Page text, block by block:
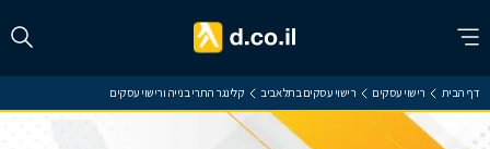
דף הבית רישוי עסקים רישוי עסקים בתל אביב קלינגר התרי בנייה ורישוי עסקים